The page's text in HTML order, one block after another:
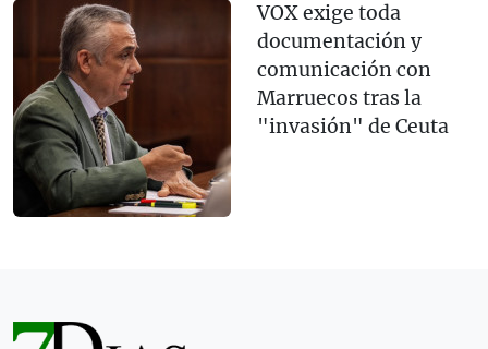
VOX exige toda
documentación y
comunicación con
Marruecos tras la
"invasión" de Ceuta